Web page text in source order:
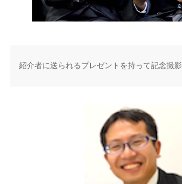
紹介者に送られるプレゼントを持って記念撮影